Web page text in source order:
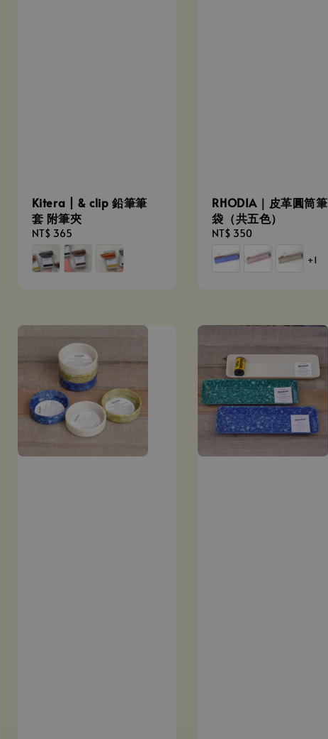
Kitera | & clip 鉛筆筆
套 附筆夾
Regular
price
NT$ 365
RHODIA｜皮革圓筒筆
袋（共五色）
Regular
NT$ 350
+1